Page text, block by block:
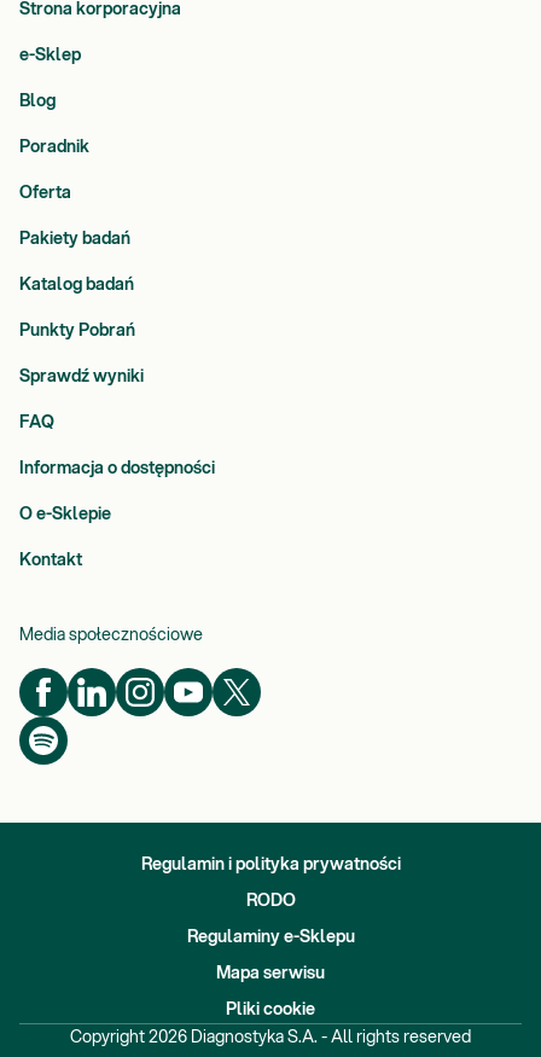
Strona korporacyjna
e-Sklep
Blog
Poradnik
Oferta
Pakiety badań
Katalog badań
Punkty Pobrań
Sprawdź wyniki
FAQ
Informacja o dostępności
O e-Sklepie
Kontakt
Media społecznościowe
Regulamin i polityka prywatności
RODO
Regulaminy e-Sklepu
Mapa serwisu
Pliki cookie
Copyright 2026 Diagnostyka S.A. - All rights reserved